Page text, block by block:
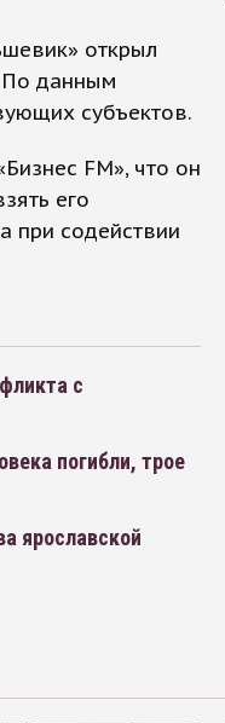
открыл
По данным
субъектов.
FM», что он
его
при содействии
с
погибли, трое
ярославской